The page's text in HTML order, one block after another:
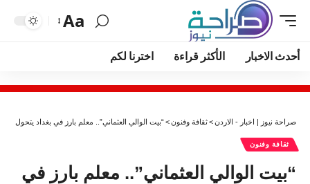
Aa
أحدث الاخبار الأكثر قراءة اخترنا لكم
صراحة نيوز | اخبار - الاردن>ثقافة وفنون>“بيت الوالي العثماني”.. معلم بارز في بغداد يتحول
ثقافة وفنون
“بيت الوالي العثماني”.. معلم بارز في